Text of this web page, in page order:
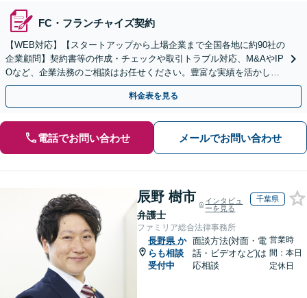
FC・フランチャイズ契約
【WEB対応】【スタートアップから上場企業まで全国各地に約90社の
企業顧問】契約書等の作成・チェックや取引トラブル対応、M&AやIP
Oなど、企業法務のご相談はお任せください。豊富な実績を活かし的
確に対応を進めてまいります。
料金表を見る
電話でお問い合わせ メールでお問い合わせ
辰野 樹市
弁護士
インタビュ
ーを見る
千葉県
ファミリア総合法律事務所
長野県 か
らも相談
受付中
面談方法(対面・電
話・ビデオなど)は
応相談
営業時
間：本日
定休日